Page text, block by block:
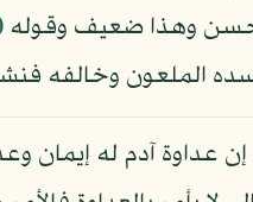
وهذا ضعيف وقوله
الملعون وخالفه
عداوة آدم له إيمان